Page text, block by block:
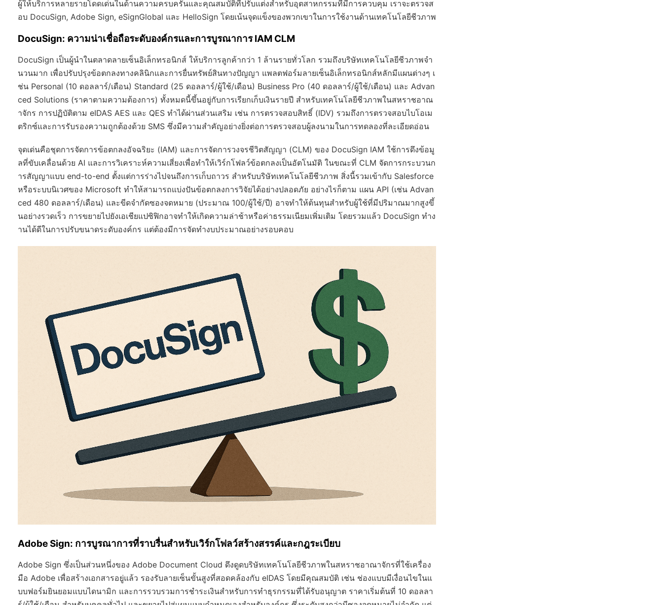
ผู้ให้บริการหลายรายโดดเด่นในด้านความครบครันและคุณสมบัติที่ปรับแต่งสำหรับอุตสาหกรรมที่มีการควบคุม เราจะตรวจส
อบ DocuSign, Adobe Sign, eSignGlobal และ HelloSign โดยเน้นจุดแข็งของพวกเขาในการใช้งานด้านเทคโนโลยีชีวภาพ
DocuSign: ความน่าเชื่อถือระดับองค์กรและการบูรณาการ IAM CLM
DocuSign เป็นผู้นำในตลาดลายเซ็นอิเล็กทรอนิกส์ ให้บริการลูกค้ากว่า 1 ล้านรายทั่วโลก รวมถึงบริษัทเทคโนโลยีชีวภาพจำ
นวนมาก เพื่อปรับปรุงข้อตกลงทางคลินิกและการยื่นทรัพย์สินทางปัญญา แพลตฟอร์มลายเซ็นอิเล็กทรอนิกส์หลักมีแผนต่างๆ เ
ช่น Personal (10 ดอลลาร์/เดือน) Standard (25 ดอลลาร์/ผู้ใช้/เดือน) Business Pro (40 ดอลลาร์/ผู้ใช้/เดือน) และ Advan
ced Solutions (ราคาตามความต้องการ) ทั้งหมดนี้ขึ้นอยู่กับการเรียกเก็บเงินรายปี สำหรับเทคโนโลยีชีวภาพในสหราชอาณ
าจักร การปฏิบัติตาม eIDAS AES และ QES ทำได้ผ่านส่วนเสริม เช่น การตรวจสอบสิทธิ์ (IDV) รวมถึงการตรวจสอบไบโอเม
ตริกซ์และการรับรองความถูกต้องด้วย SMS ซึ่งมีความสำคัญอย่างยิ่งต่อการตรวจสอบผู้ลงนามในการทดลองที่ละเอียดอ่อน
จุดเด่นคือชุดการจัดการข้อตกลงอัจฉริยะ (IAM) และการจัดการวงจรชีวิตสัญญา (CLM) ของ DocuSign IAM ใช้การดึงข้อมู
ลที่ขับเคลื่อนด้วย AI และการวิเคราะห์ความเสี่ยงเพื่อทำให้เวิร์กโฟลว์ข้อตกลงเป็นอัตโนมัติ ในขณะที่ CLM จัดการกระบวนก
ารสัญญาแบบ end-to-end ตั้งแต่การร่างไปจนถึงการเก็บถาวร สำหรับบริษัทเทคโนโลยีชีวภาพ สิ่งนี้รวมเข้ากับ Salesforce
หรือระบบนิเวศของ Microsoft ทำให้สามารถแบ่งปันข้อตกลงการวิจัยได้อย่างปลอดภัย อย่างไรก็ตาม แผน API (เช่น Advan
ced 480 ดอลลาร์/เดือน) และขีดจำกัดซองจดหมาย (ประมาณ 100/ผู้ใช้/ปี) อาจทำให้ต้นทุนสำหรับผู้ใช้ที่มีปริมาณมากสูงขึ้
นอย่างรวดเร็ว การขยายไปยังเอเชียแปซิฟิกอาจทำให้เกิดความล่าช้าหรือค่าธรรมเนียมเพิ่มเติม โดยรวมแล้ว DocuSign ทำง
านได้ดีในการปรับขนาดระดับองค์กร แต่ต้องมีการจัดทำงบประมาณอย่างรอบคอบ
Adobe Sign: การบูรณาการที่ราบรื่นสำหรับเวิร์กโฟลว์สร้างสรรค์และกฎระเบียบ
Adobe Sign ซึ่งเป็นส่วนหนึ่งของ Adobe Document Cloud ดึงดูดบริษัทเทคโนโลยีชีวภาพในสหราชอาณาจักรที่ใช้เครื่อง
มือ Adobe เพื่อสร้างเอกสารอยู่แล้ว รองรับลายเซ็นขั้นสูงที่สอดคล้องกับ eIDAS โดยมีคุณสมบัติ เช่น ช่องแบบมีเงื่อนไขในแ
บบฟอร์มยินยอมแบบไดนามิก และการรวบรวมการชำระเงินสำหรับการทำธุรกรรมที่ได้รับอนุญาต ราคาเริ่มต้นที่ 10 ดอลลา